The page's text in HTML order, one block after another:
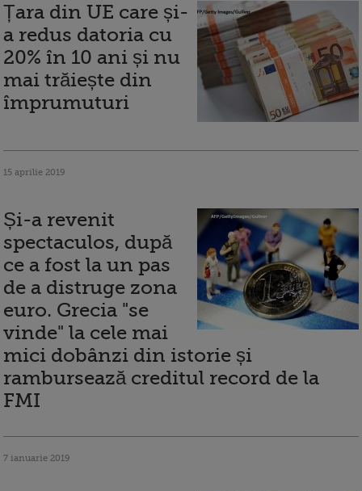
Țara din UE care și-
a redus datoria cu
20% în 10 ani și nu
mai trăiește din
împrumuturi
15 aprilie 2019
Și-a revenit
spectaculos, după
ce a fost la un pas
de a distruge zona
euro. Grecia "se
vinde" la cele mai
mici dobânzi din istorie și
rambursează creditul record de la
FMI
7 ianuarie 2019